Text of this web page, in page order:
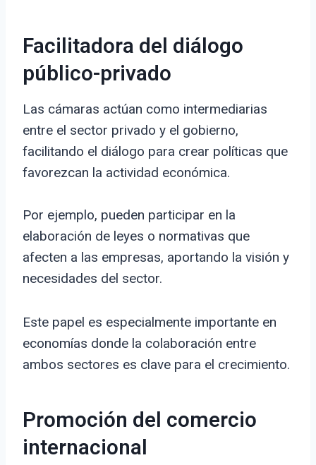
Facilitadora del diálogo
público-privado
Las cámaras actúan como intermediarias
entre el sector privado y el gobierno,
facilitando el diálogo para crear políticas que
favorezcan la actividad económica.
Por ejemplo, pueden participar en la
elaboración de leyes o normativas que
afecten a las empresas, aportando la visión y
necesidades del sector.
Este papel es especialmente importante en
economías donde la colaboración entre
ambos sectores es clave para el crecimiento.
Promoción del comercio
internacional